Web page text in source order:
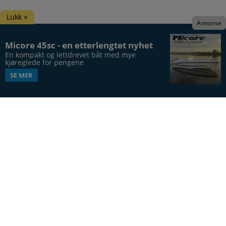
Micore 45sc - en etterlengtet nyhet
En kompakt og lettdrevet båt med mye
kjøreglede for pengene
SE MER
Annonse
Lukk ×